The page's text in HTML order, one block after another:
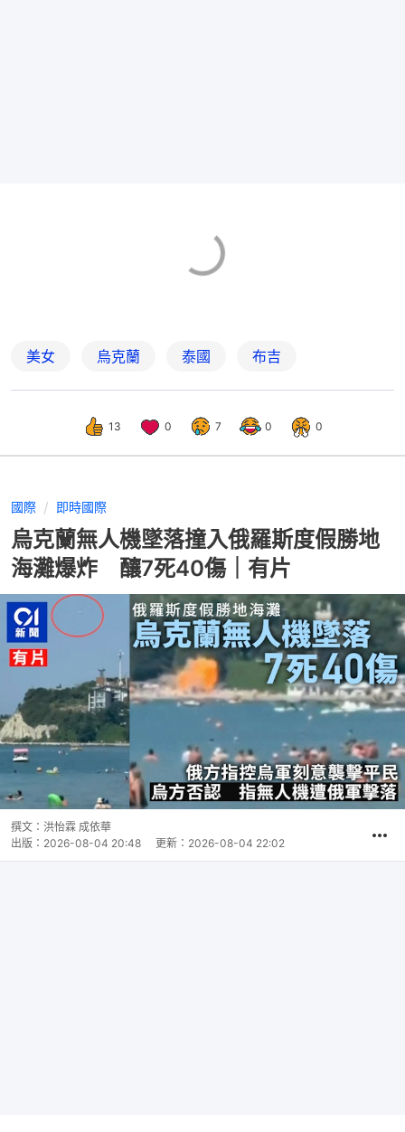
美女 烏克蘭 泰國 布吉
13 0 7 0 0
國際 即時國際
烏克蘭無人機墜落撞入俄羅斯度假勝地
海灘爆炸 釀7死40傷｜有片
撰文： 洪怡霖 成依華
出版： 2026-08-04 20:48 更新： 2026-08-04 22:02